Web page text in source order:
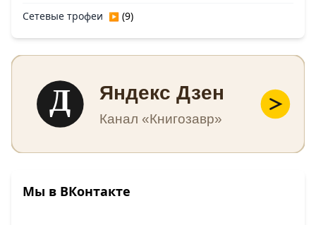
Сетевые трофеи ▶ (9)
Д Яндекс Дзен
Канал «Книгозавр»
Мы в ВКонтакте